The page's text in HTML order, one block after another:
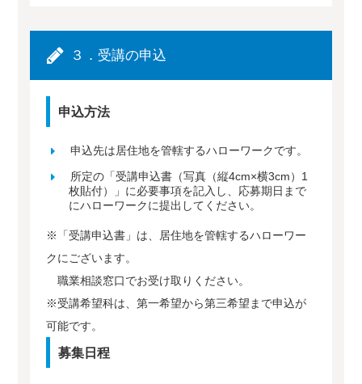
３．受講の申込
申込方法
申込先は居住地を管轄するハローワークです。
所定の「受講申込書（写真（縦4cm×横3cm）1
枚貼付）」に必要事項を記入し、応募期日まで
にハローワークに提出してください。
※「受講申込書」は、居住地を管轄するハローワー
クにございます。
職業相談窓口でお受け取りください。
※受講希望科は、第一希望から第三希望まで申込が
可能です。
募集日程